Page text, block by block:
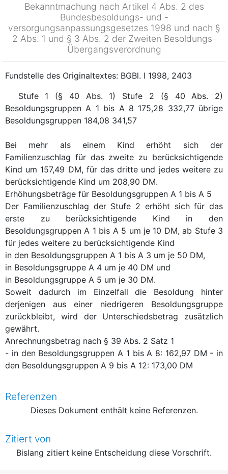
Bekanntmachung nach Artikel 4 Abs. 2 des
Bundesbesoldungs- und -
versorgungsanpassungsgesetzes 1998 und nach §
2 Abs. 1 und § 3 Abs. 2 der Zweiten Besoldungs-
Übergangsverordnung
Fundstelle des Originaltextes: BGBl. I 1998, 2403
Stufe 1 (§ 40 Abs. 1)
Stufe 2 (§ 40 Abs. 2)
Besoldungsgruppen A 1 bis A 8 175,28 332,77 übrige
Besoldungsgruppen 184,08 341,57
Bei mehr als einem Kind erhöht sich der
Familienzuschlag für das zweite zu berücksichtigende
Kind um 157,49 DM, für das dritte und jedes weitere zu
berücksichtigende Kind um 208,90 DM.
Erhöhungsbeträge für Besoldungsgruppen A 1 bis A 5
Der Familienzuschlag der Stufe 2 erhöht sich für das
erste zu berücksichtigende Kind in den
Besoldungsgruppen A 1 bis A 5 um je 10 DM, ab Stufe 3
für jedes weitere zu berücksichtigende Kind
in den Besoldungsgruppen A 1 bis A 3 um je 50 DM,
in Besoldungsgruppe A 4 um je 40 DM und
in Besoldungsgruppe A 5 um je 30 DM.
Soweit dadurch im Einzelfall die Besoldung hinter
derjenigen aus einer niedrigeren Besoldungsgruppe
zurückbleibt, wird der Unterschiedsbetrag zusätzlich
gewährt.
Anrechnungsbetrag nach § 39 Abs. 2 Satz 1
- in den Besoldungsgruppen A 1 bis A 8: 162,97 DM - in
den Besoldungsgruppen A 9 bis A 12: 173,00 DM
Referenzen
Dieses Dokument enthält keine Referenzen.
Zitiert von
Bislang zitiert keine Entscheidung diese Vorschrift.